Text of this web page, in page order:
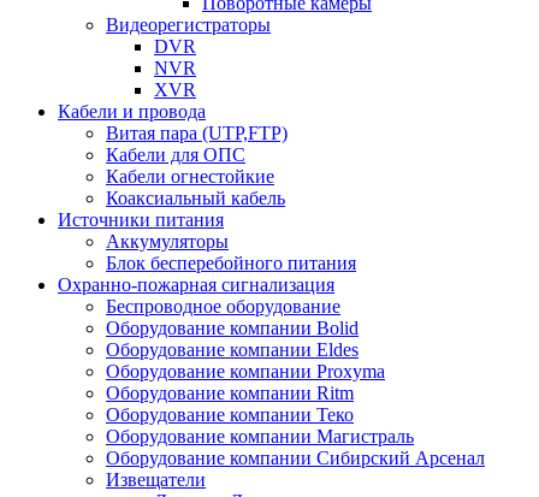
Видеорегистраторы
DVR
NVR
XVR
Кабели и провода
Витая пара (UTP,FTP)
Кабели для ОПС
Кабели огнестойкие
Коаксиальный кабель
Источники питания
Аккумуляторы
Блок бесперебойного питания
Охранно-пожарная сигнализация
Беспроводное оборудование
Оборудование компании Bolid
Оборудование компании Eldes
Оборудование компании Proxyma
Оборудование компании Ritm
Оборудование компании Теко
Оборудование компании Магистраль
Оборудование компании Сибирский Арсенал
Извещатели